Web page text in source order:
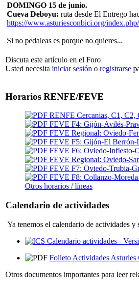
DOMINGO 15 de junio.
Cueva Deboyu: ruta desde El Entrego
https://www.asturiesconbici.org/
Si no pedaleas es porque no quieres...
Discuta este artículo en el Foro
Usted necesita iniciar sesión o registrarse
Horarios RENFE/FEVE
RENFE Cercanias, C1, C2,
FEVE F4: Gijón-Avilés-
FEVE Regional: Oviedo-
FEVE F5: Gijón-El Berrón-
FEVE F6: Oviedo-Infiesto-
FEVE Regional: Oviedo-
FEVE F7: Oviedo-Trubia-
FEVE F8: Collanzo-
Otros horarios / líneas
Calendario de actividades
Ya tenemos el calendario de actividades
Calendario actividades -
Folleto Actividades
Otros documentos importantes para leer